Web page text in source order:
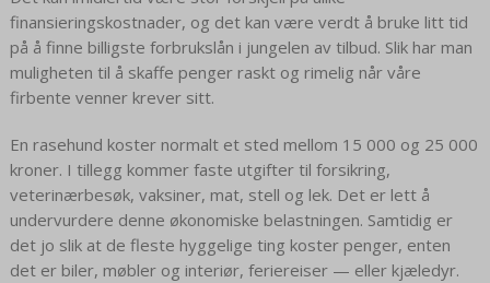
finansieringskostnader, og det kan være verdt å bruke litt tid
på å finne billigste forbrukslån i jungelen av tilbud. Slik har man
muligheten til å skaffe penger raskt og rimelig når våre
firbente venner krever sitt.
En rasehund koster normalt et sted mellom 15 000 og 25 000
kroner. I tillegg kommer faste utgifter til forsikring,
veterinærbesøk, vaksiner, mat, stell og lek. Det er lett å
undervurdere denne økonomiske belastningen. Samtidig er
det jo slik at de fleste hyggelige ting koster penger, enten
det er biler, møbler og interiør, feriereiser — eller kjæledyr.